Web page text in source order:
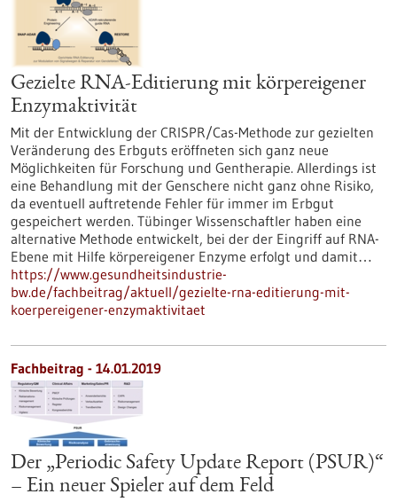
Gezielte RNA-Editierung mit körpereigener
Enzymaktivität
Mit der Entwicklung der CRISPR/Cas-Methode zur gezielten
Veränderung des Erbguts eröffneten sich ganz neue
Möglichkeiten für Forschung und Gentherapie. Allerdings ist
eine Behandlung mit der Genschere nicht ganz ohne Risiko,
da eventuell auftretende Fehler für immer im Erbgut
gespeichert werden. Tübinger Wissenschaftler haben eine
alternative Methode entwickelt, bei der der Eingriff auf RNA-
Ebene mit Hilfe körpereigener Enzyme erfolgt und damit…
https://www.gesundheitsindustrie-
bw.de/fachbeitrag/aktuell/gezielte-rna-editierung-mit-
koerpereigener-enzymaktivitaet
Fachbeitrag - 14.01.2019
Der „Periodic Safety Update Report (PSUR)“
– Ein neuer Spieler auf dem Feld